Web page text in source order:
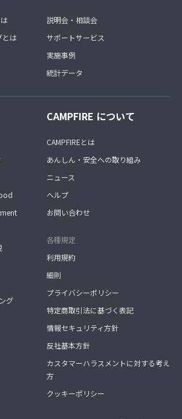
とは
説明会・相談会
サポートサービス
実施事例
統計データ
グ
CAMPFIRE について
CAMPFIREとは
あんしん・安全への取り組み
ニュース
ヘルプ
お問い合わせ
各種規定
利用規約
細則
プライバシーポリシー
特定商取引法に基づく表記
情報セキュリティ方針
反社基本方針
カスタマーハラスメントに対する考え
方
クッキーポリシー